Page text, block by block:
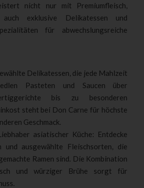
nicht nur mit Premiumfleisch,
exklusive Delikatessen und
für abwechslungsreiche
Delikatessen, die jede Mahlzeit
Pasteten und Saucen über
bis zu besonderen
steht bei Don Carne für höchste
Geschmack.
asiatischer Küche: Entdecke
und ausgewählte Fleischsorten, die
Ramen sind. Die Kombination
und würziger Brühe sorgt für